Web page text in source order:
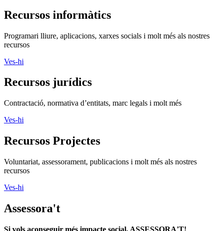
Recursos informàtics
Programari lliure, aplicacions, xarxes socials i molt més als nostres
recursos
Ves-hi
Recursos jurídics
Contractació, normativa d’entitats, marc legals i molt més
Ves-hi
Recursos Projectes
Voluntariat, assessorament, publicacions i molt més als nostres
recursos
Ves-hi
Assessora't
Si vols aconseguir més impacte social, ASSESSORA'T!